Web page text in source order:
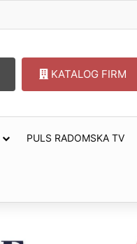
KATALOG FIRM
PULS RADOMSKA TV